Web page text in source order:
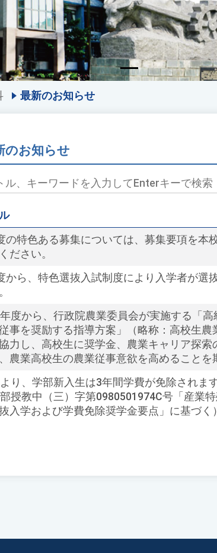
最新のお知らせ
のお知らせ
の特色ある募集については、募集要項を本
ださい。
から、特色選抜入試制度により入学者が選
度から、行政院農業委員会が実施する「高
事を奨励する指導方案」（略称：高校生農
力し、高校生に奨学金、農業キャリア探索
農業高校生の農業従事意欲を高めることを
り、学部新入生は3年間学費が免除されま
授教中（三）字第0980501974C号「産業
入学および学費免除奨学金要点」に基づく